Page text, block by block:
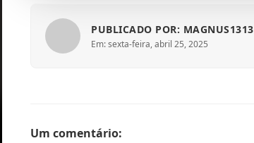
PUBLICADO POR: MAGNUS1313
Em: sexta-feira, abril 25, 2025
Um comentário: